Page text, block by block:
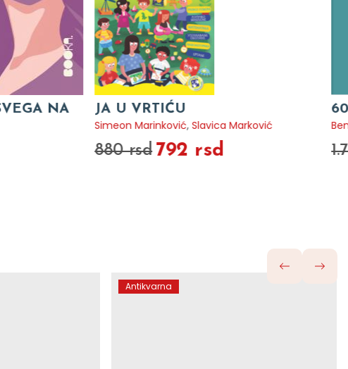
60 MINUTA U OVDE I SADA
Bendžamin Jalom,Irvin Jalom
1.760 rsd 1.584 rsd
Antikvarna